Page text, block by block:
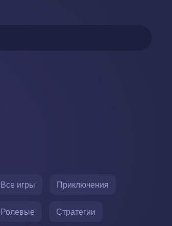
Все игры Приключения
Ролевые Стратегии